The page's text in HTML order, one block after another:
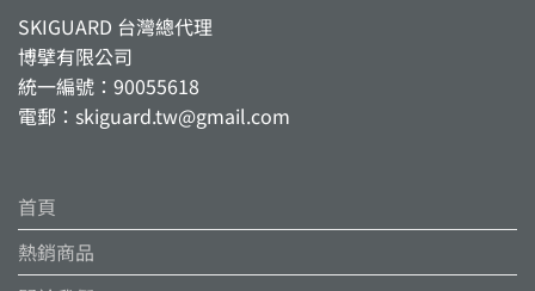
SKIGUARD 台灣總代理
博擘有限公司
統一編號：90055618
電郵：skiguard.tw@gmail.com
首頁
熱銷商品